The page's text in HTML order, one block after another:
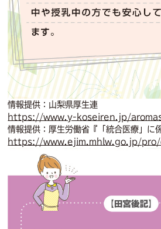
情報提供：山梨県厚生連
https://www.y-koseiren.jp/
情報提供：厚生労働省『「統合医療」に
https://www.ejim.mhlw.go.jp/